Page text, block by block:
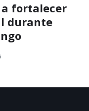
a fortalecer
durante